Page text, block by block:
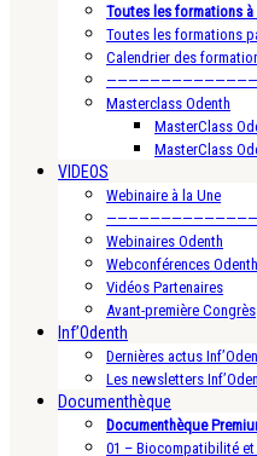
Toutes les formations à
Toutes les formations
Calendrier des
Masterclass Odenth
MasterClass
MasterClass
VIDEOS
Webinaire à la Une
Webinaires Odenth
Webconférences Odenth
Vidéos Partenaires
Avant-première Congrès
Inf’Odenth
Dernières actus
Les newsletters
Documenthèque
Documenthèque
01 – Biocompatibilité